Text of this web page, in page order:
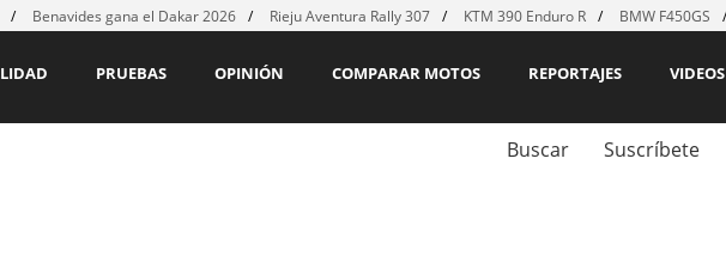
Benavides gana el Dakar 2026 Rieju Aventura Rally 307 KTM 390 Enduro R BMW F450GS
VIDEOS
REPORTAJES
COMPARAR MOTOS
OPINIÓN
PRUEBAS
Buscar Suscríbete